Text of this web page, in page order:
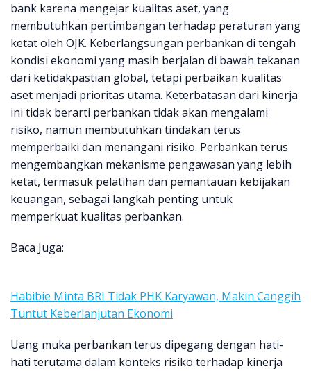
bank karena mengejar kualitas aset, yang
membutuhkan pertimbangan terhadap peraturan yang
ketat oleh OJK. Keberlangsungan perbankan di tengah
kondisi ekonomi yang masih berjalan di bawah tekanan
dari ketidakpastian global, tetapi perbaikan kualitas
aset menjadi prioritas utama. Keterbatasan dari kinerja
ini tidak berarti perbankan tidak akan mengalami
risiko, namun membutuhkan tindakan terus
memperbaiki dan menangani risiko. Perbankan terus
mengembangkan mekanisme pengawasan yang lebih
ketat, termasuk pelatihan dan pemantauan kebijakan
keuangan, sebagai langkah penting untuk
memperkuat kualitas perbankan.
Baca Juga:
Habibie Minta BRI Tidak PHK Karyawan, Makin Canggih
Tuntut Keberlanjutan Ekonomi
Uang muka perbankan terus dipegang dengan hati-
hati terutama dalam konteks risiko terhadap kinerja